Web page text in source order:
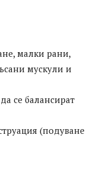
малки рани,
мускули и
се балансират
(подуване